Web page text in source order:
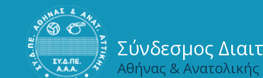
Σύνδεσμος
Αθήνας & Ανατολικής